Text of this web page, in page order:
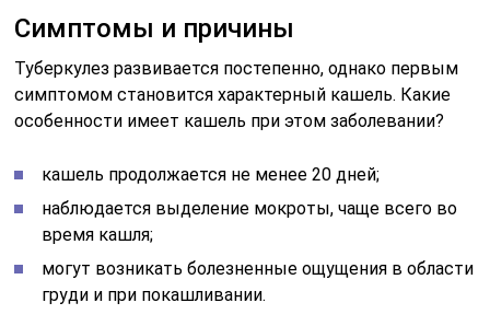
Симптомы и причины
Туберкулез развивается постепенно, однако первым
симптомом становится характерный кашель. Какие
особенности имеет кашель при этом заболевании?
кашель продолжается не менее 20 дней;
наблюдается выделение мокроты, чаще всего во
время кашля;
могут возникать болезненные ощущения в области
груди и при покашливании.